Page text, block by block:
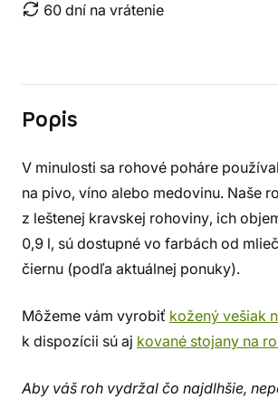
60 dní na vrátenie
Popis
V minulosti sa rohové poháre
na pivo, víno alebo medovinu. Naše
z leštenej kravskej rohoviny, ich
0,9 l, sú dostupné vo farbách od
čiernu (podľa aktuálnej ponuky).
Môžeme vám vyrobiť kožený vešiak
k dispozícii sú aj kované stojany na
Aby váš roh vydržal čo najdlhšie,